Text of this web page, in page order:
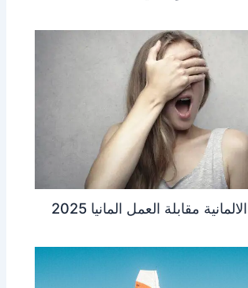
مقابلة العمل المانيا 2025